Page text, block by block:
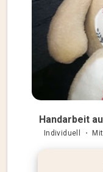
Handarbeit
Individuell ・